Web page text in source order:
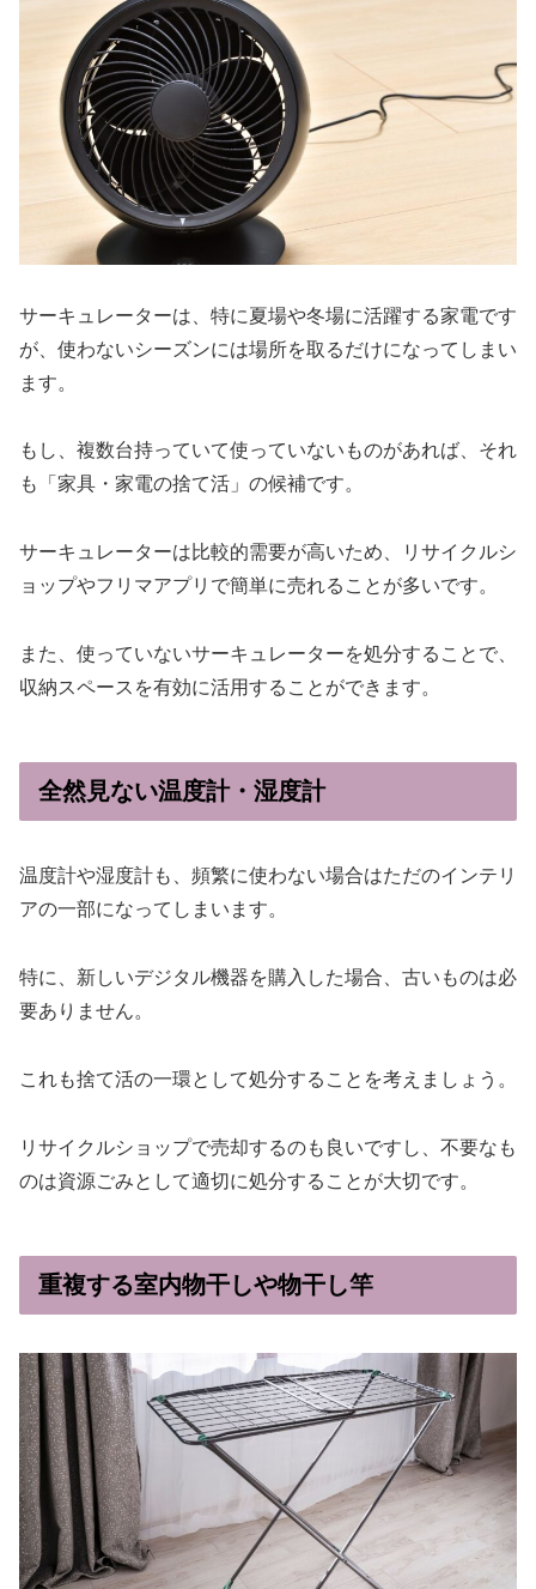
サーキュレーターは、特に夏場や冬場に活躍する家電です
が、使わないシーズンには場所を取るだけになってしまい
ます。
もし、複数台持っていて使っていないものがあれば、それ
も「家具・家電の捨て活」の候補です。
サーキュレーターは比較的需要が高いため、リサイクルシ
ョップやフリマアプリで簡単に売れることが多いです。
また、使っていないサーキュレーターを処分することで、
収納スペースを有効に活用することができます。
全然見ない温度計・湿度計
温度計や湿度計も、頻繁に使わない場合はただのインテリ
アの一部になってしまいます。
特に、新しいデジタル機器を購入した場合、古いものは必
要ありません。
これも捨て活の一環として処分することを考えましょう。
リサイクルショップで売却するのも良いですし、不要なも
のは資源ごみとして適切に処分することが大切です。
重複する室内物干しや物干し竿